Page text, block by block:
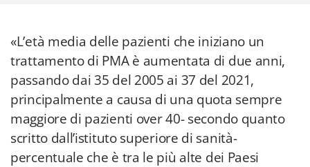
«L’età media delle pazienti che iniziano un
trattamento di PMA è aumentata di due anni,
passando dai 35 del 2005 ai 37 del 2021,
principalmente a causa di una quota sempre
maggiore di pazienti over 40- secondo quanto
scritto dall’istituto superiore di sanità-
percentuale che è tra le più alte dei Paesi